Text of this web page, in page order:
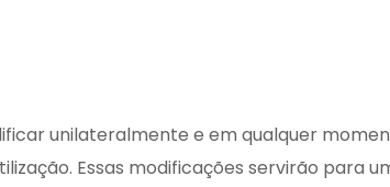
unilateralmente e em qualquer
Essas modificações servirão para